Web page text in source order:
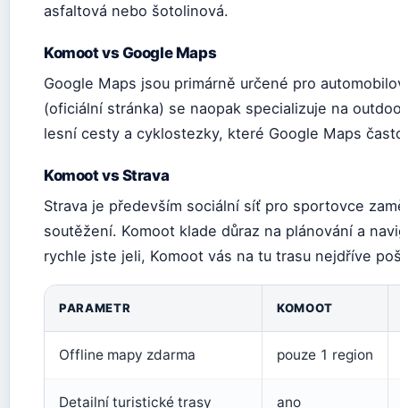
asfaltová nebo šotolinová.
Komoot vs Google Maps
Google Maps jsou primárně určené pro
(oficiální stránka) se naopak specializuje na
lesní cesty a cyklostezky, které Google Maps
Komoot vs Strava
Strava je především sociální síť pro sportovce
soutěžení. Komoot klade důraz na plánování a
rychle jste jeli, Komoot vás na tu trasu nejdříve
PARAMETR KOMOOT
Offline mapy zdarma pouze 1 region
Detailní turistické trasy ano